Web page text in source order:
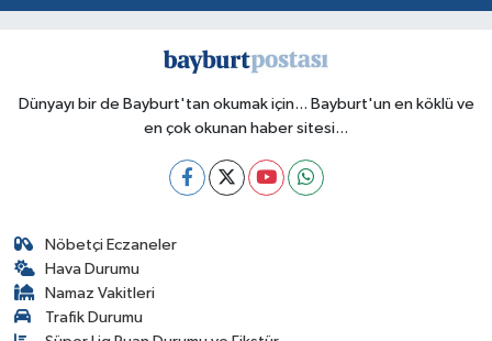
Dünyayı bir de Bayburt'tan okumak için... Bayburt'un en köklü ve
en çok okunan haber sitesi...
Nöbetçi Eczaneler
Hava Durumu
Namaz Vakitleri
Trafik Durumu